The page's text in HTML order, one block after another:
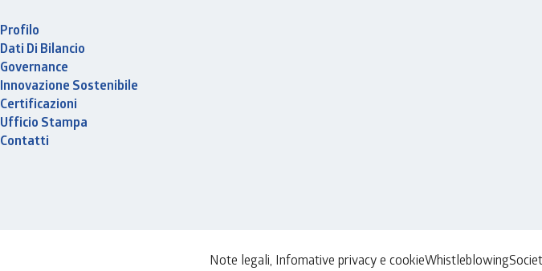
Profilo
Dati Di Bilancio
Governance
Innovazione Sostenibile
Certificazioni
Ufficio Stampa
Contatti
Note legali, Infomative privacy e cookieWhistleblowing